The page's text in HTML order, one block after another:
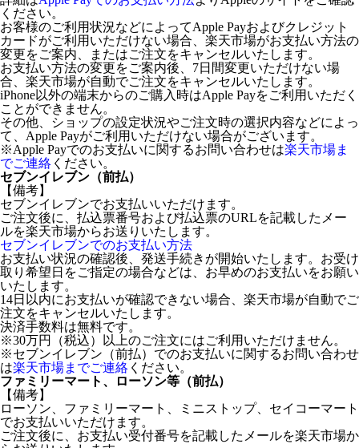
ください。
お客様のご利用状況などによってApple Payおよびクレジット
カードがご利用いただけない場合、楽天市場がお支払い方法の
変更をご案内、またはご注文をキャンセルいたします。
お支払い方法の変更をご案内後、7日間変更いただけない場
合、楽天市場が自動でご注文をキャンセルいたします。
iPhone以外の端末からのご購入時はApple Payをご利用いただく
ことができません。
その他、ショップの設定状況やご注文時の選択内容などによっ
て、Apple Payがご利用いただけない場合がございます。
※Apple Payでのお支払いに関するお問い合わせは楽天市場ま
でご連絡 ください。
セブンイレブン（前払）
【備考】
セブンイレブンでお支払いいただけます。
ご注文後に、払込票番号および払込票のURLを記載したメー
ルを楽天市場からお送りいたします。
セブンイレブンでのお支払い方法
お支払い状況の確認後、発送手続きが開始いたします。お受け
取り希望日をご指定の場合などは、お早めのお支払いをお願い
いたします。
14日以内にお支払いが確認できない場合、楽天市場が自動でご
注文をキャンセルいたします。
決済手数料は無料です。
※30万円（税込）以上のご注文にはご利用いただけません。
※セブンイレブン（前払）でのお支払いに関するお問い合わせ
は楽天市場までご連絡 ください。
ファミリーマート、ローソン等（前払）
【備考】
ローソン、ファミリーマート、ミニストップ、セイコーマート
でお支払いいただけます。
ご注文後に、お支払い受付番号を記載したメールを楽天市場か